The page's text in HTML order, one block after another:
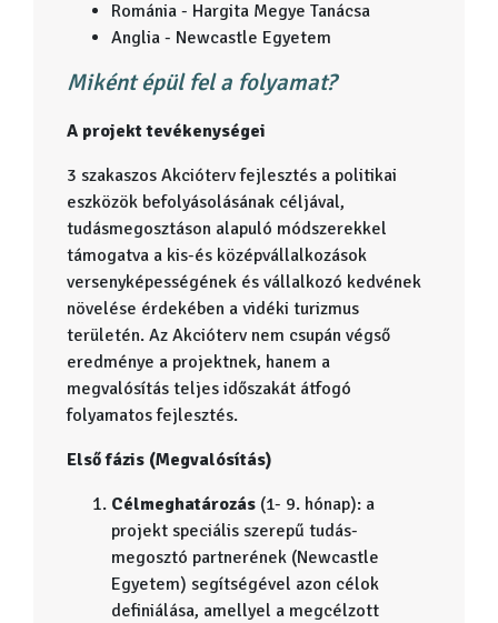
Románia - Hargita Megye Tanácsa
Anglia - Newcastle Egyetem
Miként épül fel a folyamat?
A projekt tevékenységei
3 szakaszos Akcióterv fejlesztés a politikai
eszközök befolyásolásának céljával,
tudásmegosztáson alapuló módszerekkel
támogatva a kis-és középvállalkozások
versenyképességének és vállalkozó kedvének
növelése érdekében a vidéki turizmus
területén. Az Akcióterv nem csupán végső
eredménye a projektnek, hanem a
megvalósítás teljes időszakát átfogó
folyamatos fejlesztés.
Első fázis (Megvalósítás)
Célmeghatározás (1- 9. hónap): a
projekt speciális szerepű tudás-
megosztó partnerének (Newcastle
Egyetem) segítségével azon célok
definiálása, amellyel a megcélzott